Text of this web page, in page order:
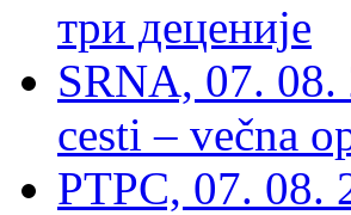
три деценије
SRNA, 07.
cesti – večna
РТРС, 07. 08.